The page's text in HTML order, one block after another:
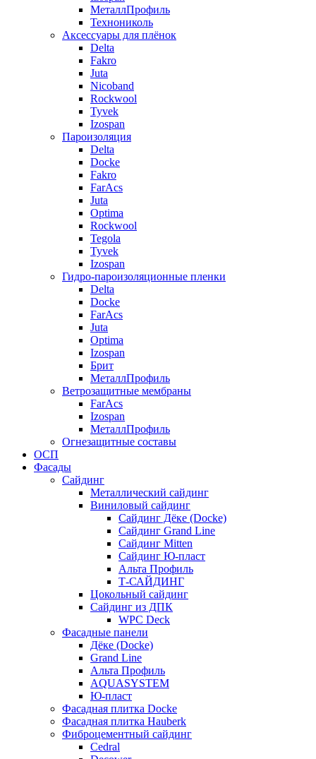
МеталлПрофиль
Технониколь
Аксессуары для плёнок
Delta
Fakro
Juta
Nicoband
Rockwool
Tyvek
Izospan
Пароизоляция
Delta
Docke
Fakro
FarAcs
Juta
Optima
Rockwool
Tegola
Tyvek
Izospan
Гидро-пароизоляционные пленки
Delta
Docke
FarAcs
Juta
Optima
Izospan
Брит
МеталлПрофиль
Ветрозащитные мембраны
FarAcs
Izospan
МеталлПрофиль
Огнезащитные составы
ОСП
Фасады
Сайдинг
Металлический сайдинг
Виниловый сайдинг
Сайдинг Дёке (Docke)
Сайдинг Grand Line
Сайдинг Mitten
Сайдинг Ю-пласт
Альта Профиль
Т-САЙДИНГ
Цокольный сайдинг
Сайдинг из ДПК
WPC Deck
Фасадные панели
Дёке (Docke)
Grand Line
Альта Профиль
AQUASYSTEM
Ю-пласт
Фасадная плитка Docke
Фасадная плитка Hauberk
Фиброцементный сайдинг
Cedral